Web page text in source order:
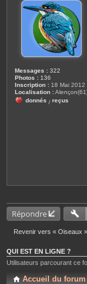
Messages : 322
Photos : 136
Inscription : 18 Mai 2012
Localisation :
donnés / reçus
Répondre
Revenir vers « Oiseaux »
QUI EST EN LIGNE ?
Utilisateurs parcourant ce
Accueil du forum